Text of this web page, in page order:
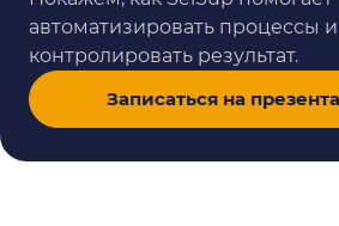
автоматизировать процессы и
контролировать результат.
Записаться на